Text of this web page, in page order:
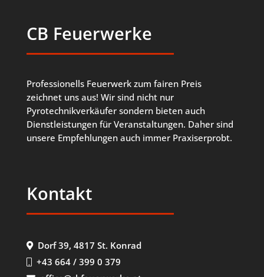
CB Feuerwerke
Professionells Feuerwerk zum fairen Preis
zeichnet uns aus! Wir sind nicht nur
Pyrotechnikverkäufer sondern bieten auch
Dienstleistungen für Veranstaltungen. Daher sind
unsere Empfehlungen auch immer Praxiserprobt.
Kontakt
Dorf 39, 4817 St. Konrad
+43 664 / 399 0 379